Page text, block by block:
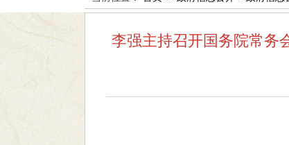
李强主持召开国务院常务